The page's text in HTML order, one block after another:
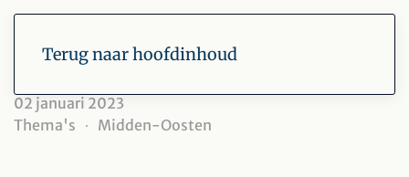
Terug naar hoofdinhoud
02 januari 2023
Thema's
Midden-Oosten